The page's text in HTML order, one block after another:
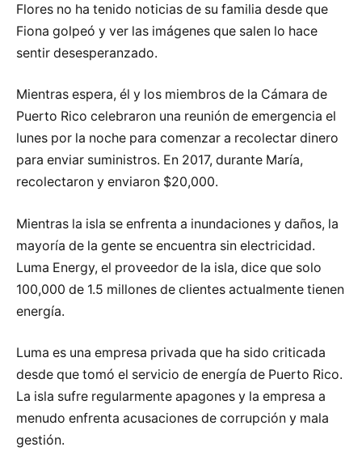
Flores no ha tenido noticias de su familia desde que
Fiona golpeó y ver las imágenes que salen lo hace
sentir desesperanzado.
Mientras espera, él y los miembros de la Cámara de
Puerto Rico celebraron una reunión de emergencia el
lunes por la noche para comenzar a recolectar dinero
para enviar suministros. En 2017, durante María,
recolectaron y enviaron $20,000.
Mientras la isla se enfrenta a inundaciones y daños, la
mayoría de la gente se encuentra sin electricidad.
Luma Energy, el proveedor de la isla, dice que solo
100,000 de 1.5 millones de clientes actualmente tienen
energía.
Luma es una empresa privada que ha sido criticada
desde que tomó el servicio de energía de Puerto Rico.
La isla sufre regularmente apagones y la empresa a
menudo enfrenta acusaciones de corrupción y mala
gestión.